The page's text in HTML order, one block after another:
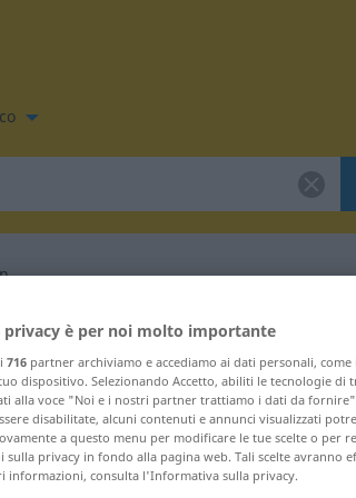
per "marineren"
privacy è per noi molto importante
716 partner archiviamo e accediamo ai dati personali,
dispositivo. Selezionando Accetto, abiliti le tecnologie
alla voce "Noi e i nostri partner trattiamo i dati da
disabilitate, alcuni contenuti e annunci visualizzati
a questo menu per modificare le tue scelte o per
sulla privacy in fondo alla pagina web. Tali scelte avranno
informazioni, consulta l'Informativa sulla privacy.